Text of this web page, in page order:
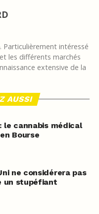
Particulièrement intéressé
les différents marchés
extensive de la
AUSSI
le cannabis médical
Bourse
ne considérera pas
un stupéfiant